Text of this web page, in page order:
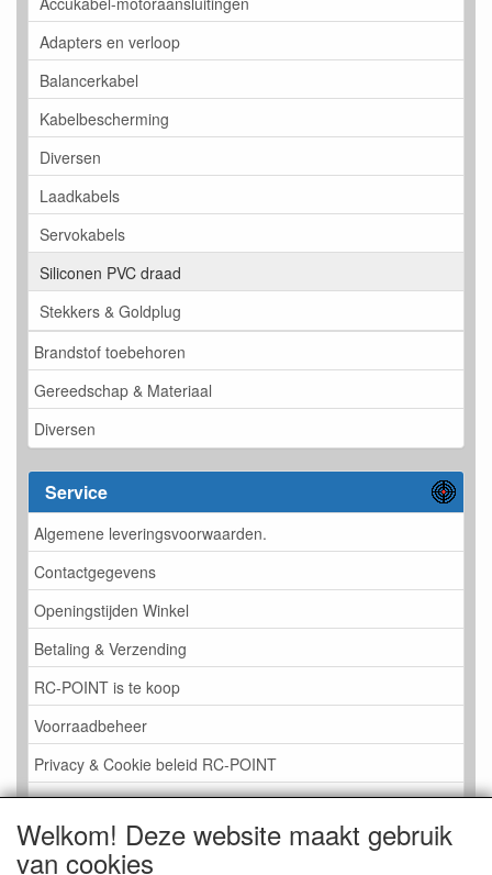
Adapters en verloop
Balancerkabel
Kabelbescherming
Diversen
Laadkabels
Servokabels
Siliconen PVC draad
Stekkers & Goldplug
Brandstof toebehoren
Gereedschap & Materiaal
Diversen
Service
Algemene leveringsvoorwaarden.
Contactgegevens
Openingstijden Winkel
Betaling & Verzending
RC-POINT is te koop
Voorraadbeheer
Privacy & Cookie beleid RC-POINT
LINK PAGINA
Gastenboek RC-POINT
Welkom! Deze website maakt gebruik
van cookies